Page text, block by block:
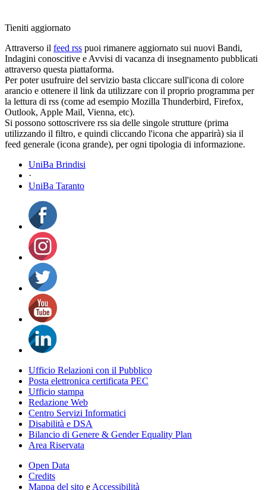
Tieniti aggiornato
Attraverso il feed rss puoi rimanere aggiornato sui nuovi Bandi,
Indagini conoscitive e Avvisi di vacanza di insegnamento pubblicati
attraverso questa piattaforma.
Per poter usufruire del servizio basta cliccare sull'icona di colore
arancio e ottenere il link da utilizzare con il proprio programma per
la lettura di rss (come ad esempio Mozilla Thunderbird, Firefox,
Outlook, Apple Mail, Vienna, etc).
Si possono sottoscrivere rss sia delle singole strutture (prima
utilizzando il filtro, e quindi cliccando l'icona che apparirà) sia il
feed generale (icona grande), per ogni tipologia di informazione.
UniBa Brindisi
·
UniBa Taranto
Ufficio Relazioni con il Pubblico
Posta elettronica certificata PEC
Ufficio stampa
Redazione Web
Centro Servizi Informatici
Disabilità e DSA
Bilancio di Genere & Gender Equality Plan
Area Riservata
Open Data
Credits
Mappa del sito e Accessibilità